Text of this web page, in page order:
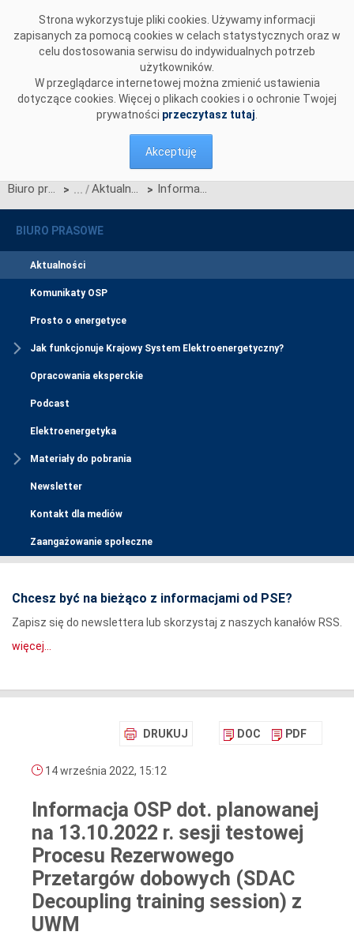
Strona wykorzystuje pliki cookies. Używamy informacji
zapisanych za pomocą cookies w celach statystycznych oraz w
celu dostosowania serwisu do indywidualnych potrzeb
użytkowników.
W przeglądarce internetowej można zmienić ustawienia
dotyczące cookies. Więcej o plikach cookies i o ochronie Twojej
prywatności przeczytasz tutaj
Akceptuję
Biuro prasowe > Aktualności > Informacja OSP dot. planowanej na 13.10.2022 r. sesji testowej Procesu Rezerwowego Przetargów dobowych (SDAC Decoupling training session) z UWM
BIURO PRASOWE
Aktualności
Komunikaty OSP
Prosto o energetyce
Jak funkcjonuje Krajowy System Elektroenergetyczny?
Opracowania eksperckie
Podcast
Elektroenergetyka
Materiały do pobrania
Newsletter
Kontakt dla mediów
Zaangażowanie społeczne
Chcesz być na bieżąco z informacjami od PSE?
Zapisz się do newslettera lub skorzystaj z naszych kanałów RSS.
więcej...
DRUKUJ DOC PDF
14 września 2022, 15:12
Informacja OSP dot. planowanej
na 13.10.2022 r. sesji testowej
Procesu Rezerwowego
Przetargów dobowych (SDAC
Decoupling training session) z
UWM